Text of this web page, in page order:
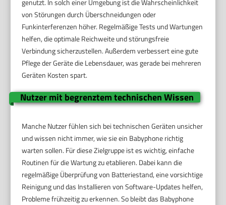
genutzt. In solch einer Umgebung ist die Wahrscheinlichkeit
von Störungen durch Überschneidungen oder
Funkinterferenzen höher. Regelmäßige Tests und Wartungen
helfen, die optimale Reichweite und störungsfreie
Verbindung sicherzustellen. Außerdem verbessert eine gute
Pflege der Geräte die Lebensdauer, was gerade bei mehreren
Geräten Kosten spart.
Nutzer mit begrenztem technischen Wissen
Manche Nutzer fühlen sich bei technischen Geräten unsicher
und wissen nicht immer, wie sie ein Babyphone richtig
warten sollen. Für diese Zielgruppe ist es wichtig, einfache
Routinen für die Wartung zu etablieren. Dabei kann die
regelmäßige Überprüfung von Batteriestand, eine vorsichtige
Reinigung und das Installieren von Software-Updates helfen,
Probleme frühzeitig zu erkennen. So bleibt das Babyphone